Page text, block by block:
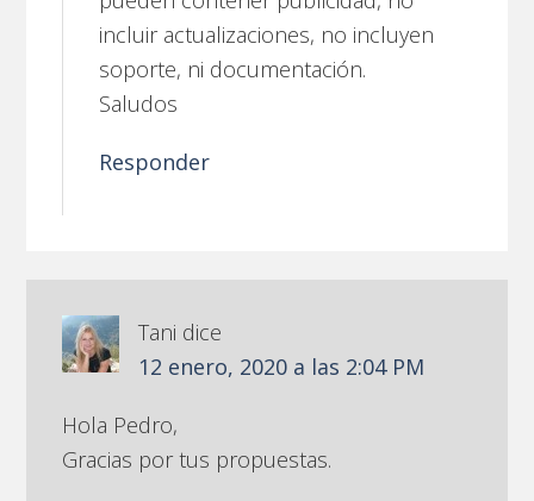
incluir actualizaciones, no incluyen
soporte, ni documentación.
Saludos
Responder
Tani dice
12 enero, 2020 a las 2:04 PM
Hola Pedro,
Gracias por tus propuestas.